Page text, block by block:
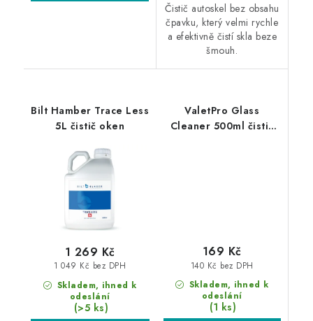
Čistič autoskel bez obsahu
čpavku, který velmi rychle
a efektivně čistí skla beze
šmouh.
Bilt Hamber Trace Less
5L čistič oken
Skladem, ihned k
odeslání
(>5 ks)
1 049 Kč bez DPH
1 269 Kč
ValetPro Glass
Cleaner 500ml čistič
Skladem, ihned k
odeslání
(1 ks)
140 Kč bez DPH
169 Kč